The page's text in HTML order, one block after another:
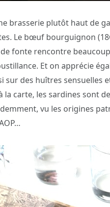
brasserie plutôt haut de
Le bœuf bourguignon
fonte rencontre
Et on apprécie
sur des huîtres sensuelles
la carte, les sardines sont
vu les origines